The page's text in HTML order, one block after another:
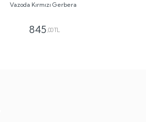
Vazoda Kırmızı Gerbera
845 ,00 TL